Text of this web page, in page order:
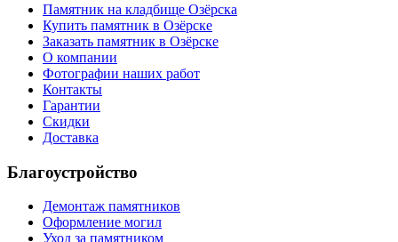
Памятник на кладбище Озёрска
Купить памятник в Озёрске
Заказать памятник в Озёрске
О компании
Фотографии наших работ
Контакты
Гарантии
Скидки
Доставка
Благоустройство
Демонтаж памятников
Оформление могил
Уход за памятником